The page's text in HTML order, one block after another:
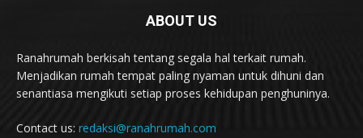
ABOUT US
Ranahrumah berkisah tentang segala hal terkait rumah.
Menjadikan rumah tempat paling nyaman untuk dihuni dan
senantiasa mengikuti setiap proses kehidupan penghuninya.
Contact us: redaksi@ranahrumah.com